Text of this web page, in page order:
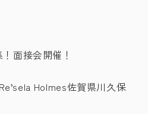
面接会開催！
Holmes佐賀県川久保